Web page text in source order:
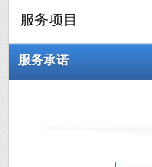
服务项目
服务承诺